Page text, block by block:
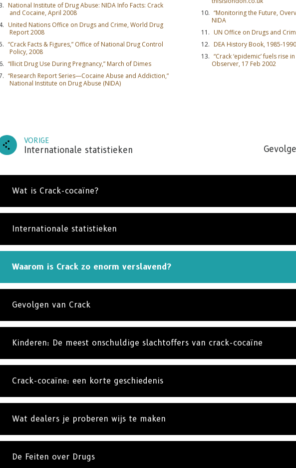
National Institute of Drug Abuse: NIDA Info Facts: Crack
and Cocaine, April 2008
United Nations Office on Drugs and Crime, World Drug
Report 2008
“Crack Facts & Figures,” Office of National Drug Control
Policy, 2008
“Illicit Drug Use During Pregnancy,” March of Dimes
“Research Report Series—Cocaine Abuse and Addiction,”
National Institute on Drug Abuse (NIDA)
“Monitoring the Future,
NIDA
UN Office on Drugs and
DEA History Book, 1985-1990
“Crack ‘epidemic’ fuels rise
Observer, 17 Feb 2002
VORIGE
Internationale statistieken
Wat is Crack-cocaïne?
Internationale statistieken
Waarom is Crack zo enorm verslavend?
Gevolgen van Crack
Kinderen: De meest onschuldige slachtoffers van crack-cocaïne
Crack-cocaïne: een korte geschiedenis
Wat dealers je proberen wijs te maken
De Feiten over Drugs
ABONNEER JE OP UPDATES EN MANIEREN OM TE
Abonneer je opDe Feiten over Drugs Nieuwsen krijgt het
nieuws en updates in je inbox.